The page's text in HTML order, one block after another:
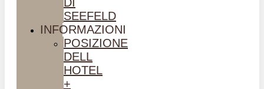
SEEFELD
INFORMAZIONI
POSIZIONE
DELL
HOTEL
+